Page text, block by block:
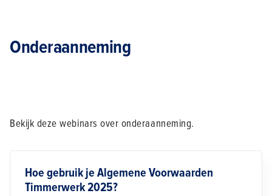
Onderaanneming
Bekijk deze webinars over onderaanneming.
Hoe gebruik je Algemene Voorwaarden
Timmerwerk 2025?